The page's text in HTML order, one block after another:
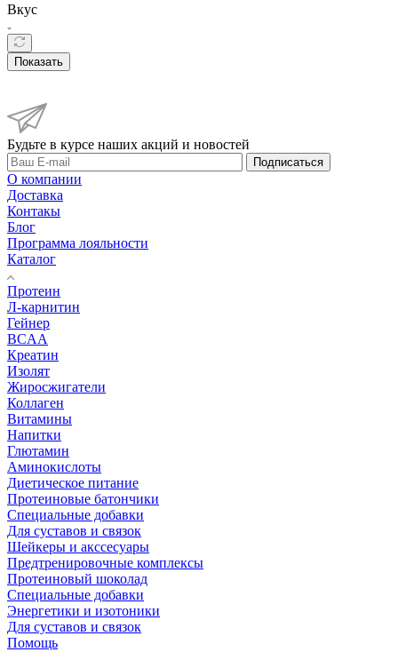
Вкус
Показать
Будьте в курсе наших акций и новостей
Подписаться
О компании
Доставка
Контакы
Блог
Программа лояльности
Каталог
Протеин
Л-карнитин
Гейнер
BCAA
Креатин
Изолят
Жиросжигатели
Коллаген
Витамины
Напитки
Глютамин
Аминокислоты
Диетическое питание
Протеиновые батончики
Специальные добавки
Для суставов и связок
Шейкеры и акссесуары
Предтренировочные комплексы
Протеиновый шоколад
Специальные добавки
Энергетики и изотоники
Для суставов и связок
Помощь